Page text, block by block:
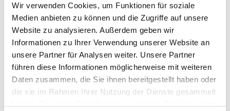
Wir verwenden Cookies, um Funktionen für soziale
Medien anbieten zu können und die Zugriffe auf unsere
Website zu analysieren. Außerdem geben wir
Informationen zu Ihrer Verwendung unserer Website an
unsere Partner für Analysen weiter. Unsere Partner
führen diese Informationen möglicherweise mit weiteren
Daten zusammen, die Sie ihnen bereitgestellt haben oder
die sie im Rahmen Ihrer Nutzung der Dienste gesammelt
Printed circuit boards with the following
dimensions can be inspected:
max: 510 mm x 510 mm
min: 50 mm x 50 mm
Thickness: 0.4mm – 5.0mm
Component clearance above and below: 50 mm